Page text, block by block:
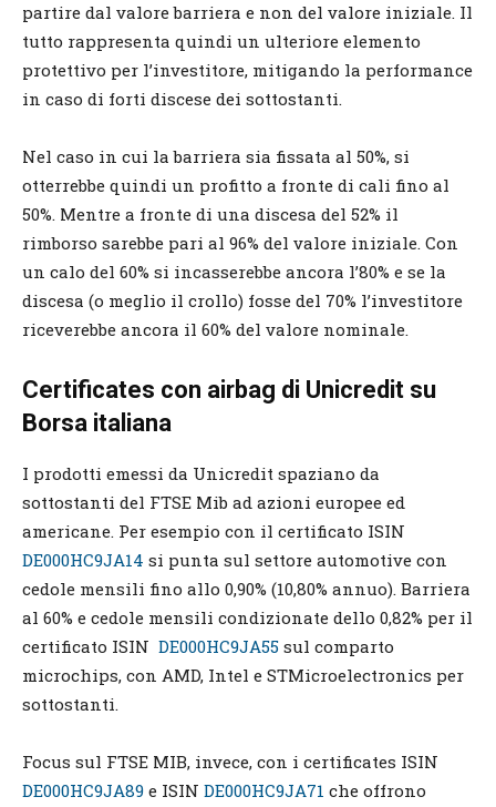
partire dal valore barriera e non del valore iniziale. Il
tutto rappresenta quindi un ulteriore elemento
protettivo per l’investitore, mitigando la performance
in caso di forti discese dei sottostanti.
Nel caso in cui la barriera sia fissata al 50%, si
otterrebbe quindi un profitto a fronte di cali fino al
50%. Mentre a fronte di una discesa del 52% il
rimborso sarebbe pari al 96% del valore iniziale. Con
un calo del 60% si incasserebbe ancora l’80% e se la
discesa (o meglio il crollo) fosse del 70% l’investitore
riceverebbe ancora il 60% del valore nominale.
Certificates con airbag di Unicredit su
Borsa italiana
I prodotti emessi da Unicredit spaziano da
sottostanti del FTSE Mib ad azioni europee ed
americane. Per esempio con il certificato ISIN
DE000HC9JA14 si punta sul settore automotive con
cedole mensili fino allo 0,90% (10,80% annuo). Barriera
al 60% e cedole mensili condizionate dello 0,82% per il
certificato ISIN DE000HC9JA55 sul comparto
microchips, con AMD, Intel e STMicroelectronics per
sottostanti.
Focus sul FTSE MIB, invece, con i certificates ISIN
DE000HC9JA89 e ISIN DE000HC9JA71 che offrono